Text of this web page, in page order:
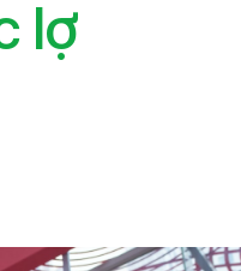
giảm tỉ